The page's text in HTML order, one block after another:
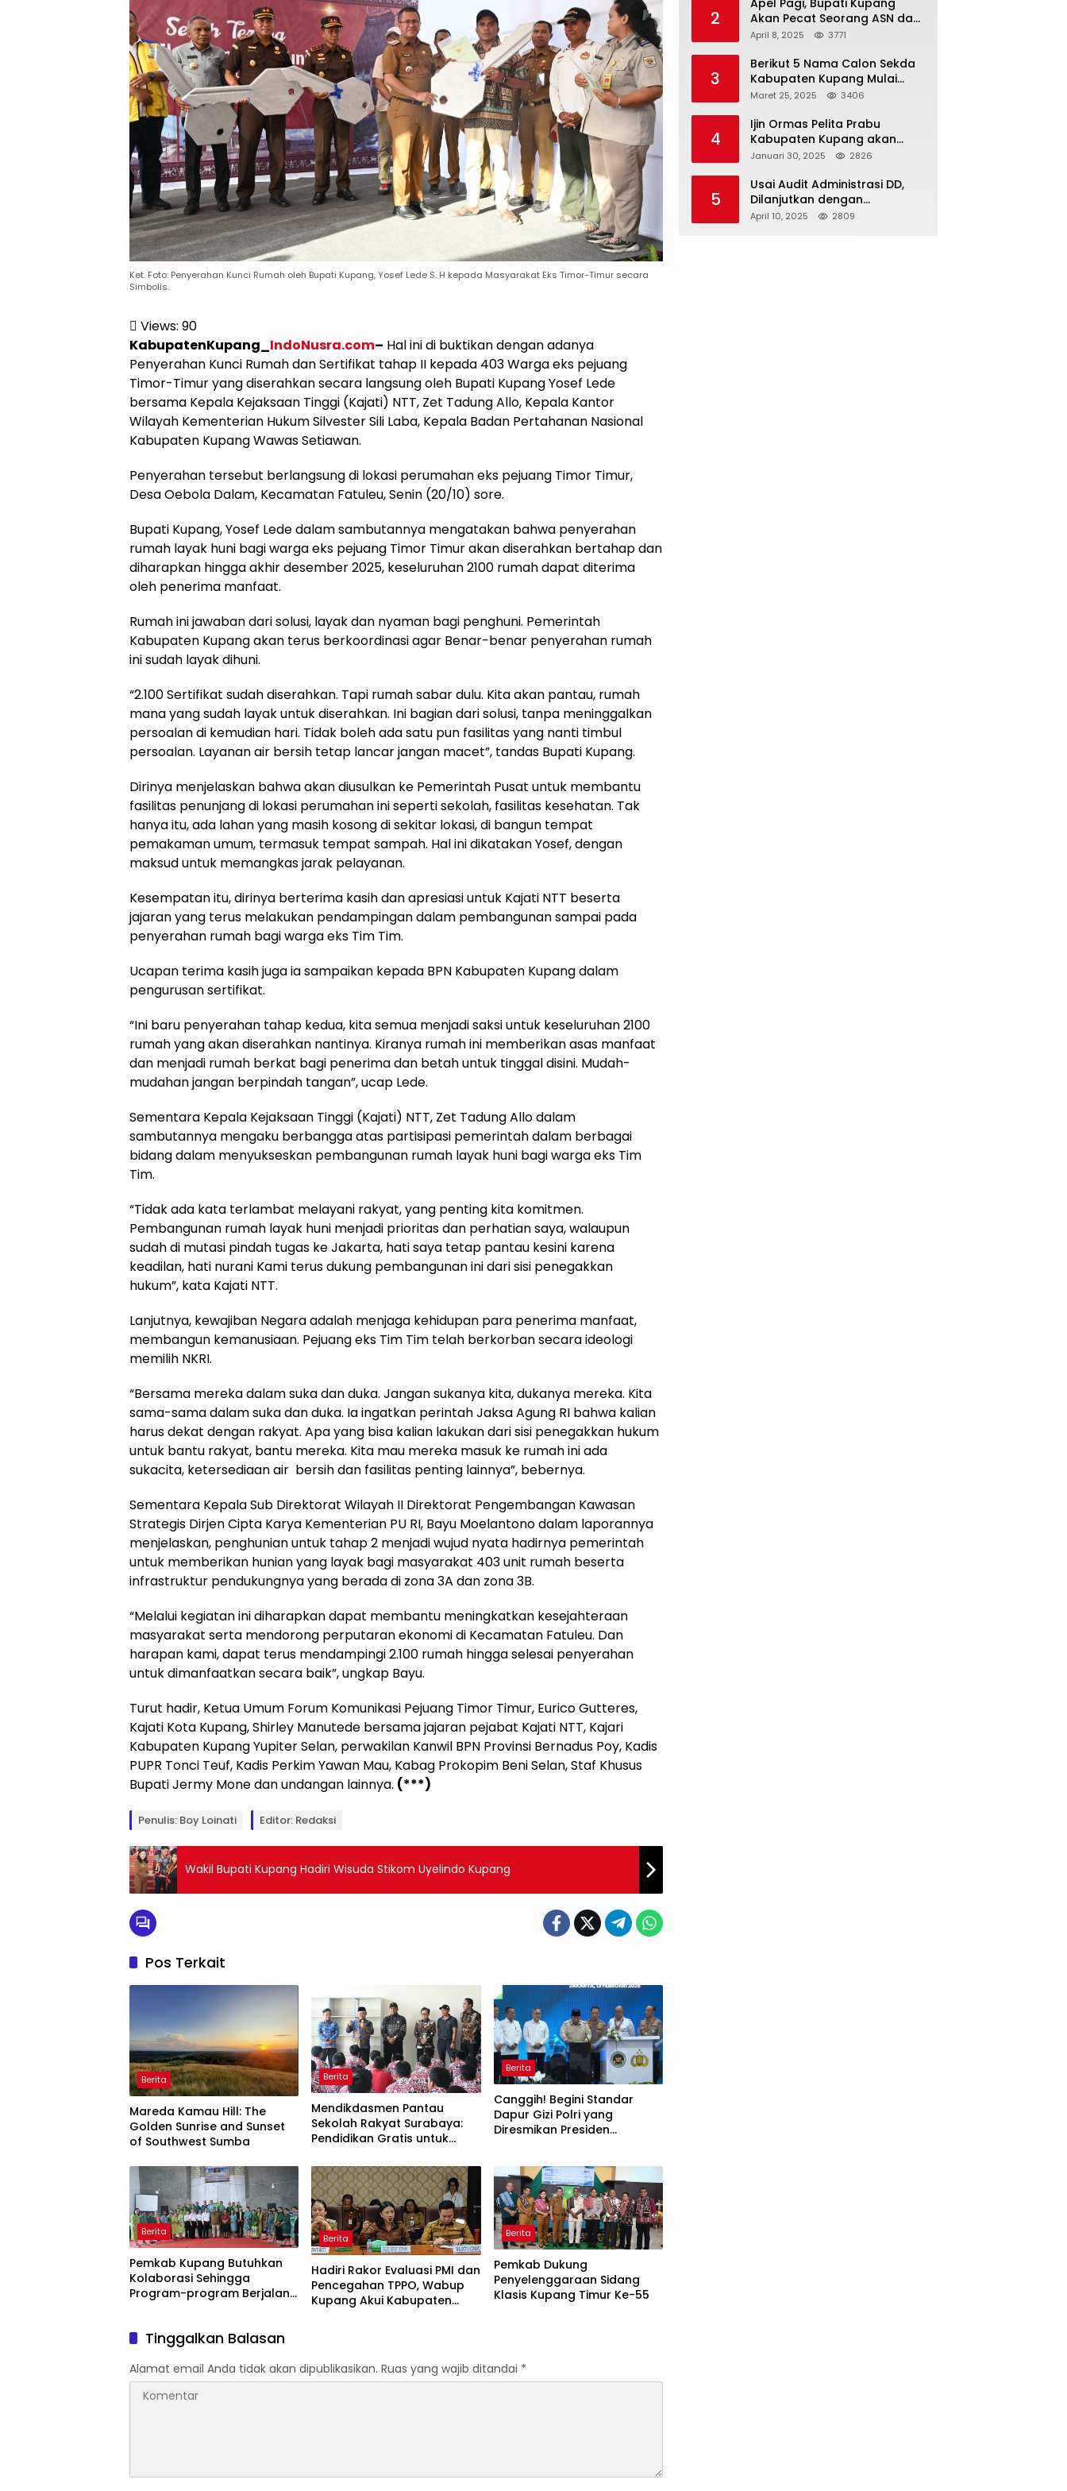
Ket. Foto: Penyerahan Kunci Rumah oleh Bupati Kupang, Yosef Lede S. H kepada Masyarakat Eks Timor-Timur secara
Simbolis.
Views: 90
KabupatenKupang_IndoNusra.com– Hal ini di buktikan dengan adanya
Penyerahan Kunci Rumah dan Sertifikat tahap II kepada 403 Warga eks pejuang
Timor-Timur yang diserahkan secara langsung oleh Bupati Kupang Yosef Lede
bersama Kepala Kejaksaan Tinggi (Kajati) NTT, Zet Tadung Allo, Kepala Kantor
Wilayah Kementerian Hukum Silvester Sili Laba, Kepala Badan Pertahanan Nasional
Kabupaten Kupang Wawas Setiawan.
Penyerahan tersebut berlangsung di lokasi perumahan eks pejuang Timor Timur,
Desa Oebola Dalam, Kecamatan Fatuleu, Senin (20/10) sore.
Bupati Kupang, Yosef Lede dalam sambutannya mengatakan bahwa penyerahan
rumah layak huni bagi warga eks pejuang Timor Timur akan diserahkan bertahap dan
diharapkan hingga akhir desember 2025, keseluruhan 2100 rumah dapat diterima
oleh penerima manfaat.
Rumah ini jawaban dari solusi, layak dan nyaman bagi penghuni. Pemerintah
Kabupaten Kupang akan terus berkoordinasi agar Benar-benar penyerahan rumah
ini sudah layak dihuni.
“2.100 Sertifikat sudah diserahkan. Tapi rumah sabar dulu. Kita akan pantau, rumah
mana yang sudah layak untuk diserahkan. Ini bagian dari solusi, tanpa meninggalkan
persoalan di kemudian hari. Tidak boleh ada satu pun fasilitas yang nanti timbul
persoalan. Layanan air bersih tetap lancar jangan macet”, tandas Bupati Kupang.
Dirinya menjelaskan bahwa akan diusulkan ke Pemerintah Pusat untuk membantu
fasilitas penunjang di lokasi perumahan ini seperti sekolah, fasilitas kesehatan. Tak
hanya itu, ada lahan yang masih kosong di sekitar lokasi, di bangun tempat
pemakaman umum, termasuk tempat sampah. Hal ini dikatakan Yosef, dengan
maksud untuk memangkas jarak pelayanan.
Kesempatan itu, dirinya berterima kasih dan apresiasi untuk Kajati NTT beserta
jajaran yang terus melakukan pendampingan dalam pembangunan sampai pada
penyerahan rumah bagi warga eks Tim Tim.
Ucapan terima kasih juga ia sampaikan kepada BPN Kabupaten Kupang dalam
pengurusan sertifikat.
“Ini baru penyerahan tahap kedua, kita semua menjadi saksi untuk keseluruhan 2100
rumah yang akan diserahkan nantinya. Kiranya rumah ini memberikan asas manfaat
dan menjadi rumah berkat bagi penerima dan betah untuk tinggal disini. Mudah-
mudahan jangan berpindah tangan”, ucap Lede.
Sementara Kepala Kejaksaan Tinggi (Kajati) NTT, Zet Tadung Allo dalam
sambutannya mengaku berbangga atas partisipasi pemerintah dalam berbagai
bidang dalam menyukseskan pembangunan rumah layak huni bagi warga eks Tim
Tim.
“Tidak ada kata terlambat melayani rakyat, yang penting kita komitmen.
Pembangunan rumah layak huni menjadi prioritas dan perhatian saya, walaupun
sudah di mutasi pindah tugas ke Jakarta, hati saya tetap pantau kesini karena
keadilan, hati nurani Kami terus dukung pembangunan ini dari sisi penegakkan
hukum”, kata Kajati NTT.
Lanjutnya, kewajiban Negara adalah menjaga kehidupan para penerima manfaat,
membangun kemanusiaan. Pejuang eks Tim Tim telah berkorban secara ideologi
memilih NKRI.
“Bersama mereka dalam suka dan duka. Jangan sukanya kita, dukanya mereka. Kita
sama-sama dalam suka dan duka. Ia ingatkan perintah Jaksa Agung RI bahwa kalian
harus dekat dengan rakyat. Apa yang bisa kalian lakukan dari sisi penegakkan hukum
untuk bantu rakyat, bantu mereka. Kita mau mereka masuk ke rumah ini ada
sukacita, ketersediaan air bersih dan fasilitas penting lainnya”, bebernya.
Sementara Kepala Sub Direktorat Wilayah II Direktorat Pengembangan Kawasan
Strategis Dirjen Cipta Karya Kementerian PU RI, Bayu Moelantono dalam laporannya
menjelaskan, penghunian untuk tahap 2 menjadi wujud nyata hadirnya pemerintah
untuk memberikan hunian yang layak bagi masyarakat 403 unit rumah beserta
infrastruktur pendukungnya yang berada di zona 3A dan zona 3B.
“Melalui kegiatan ini diharapkan dapat membantu meningkatkan kesejahteraan
masyarakat serta mendorong perputaran ekonomi di Kecamatan Fatuleu. Dan
harapan kami, dapat terus mendampingi 2.100 rumah hingga selesai penyerahan
untuk dimanfaatkan secara baik”, ungkap Bayu.
Turut hadir, Ketua Umum Forum Komunikasi Pejuang Timor Timur, Eurico Gutteres,
Kajati Kota Kupang, Shirley Manutede bersama jajaran pejabat Kajati NTT, Kajari
Kabupaten Kupang Yupiter Selan, perwakilan Kanwil BPN Provinsi Bernadus Poy, Kadis
PUPR Tonci Teuf, Kadis Perkim Yawan Mau, Kabag Prokopim Beni Selan, Staf Khusus
Bupati Jermy Mone dan undangan lainnya. (***)
Penulis: Boy Loinati Editor: Redaksi
Wakil Bupati Kupang Hadiri Wisuda Stikom Uyelindo Kupang
Pos Terkait
Berita
Mareda Kamau Hill: The
Golden Sunrise and Sunset
of Southwest Sumba
Berita
Mendikdasmen Pantau
Sekolah Rakyat Surabaya:
Pendidikan Gratis untuk
Berita
Canggih! Begini Standar
Dapur Gizi Polri yang
Diresmikan Presiden
Berita
Pemkab Kupang Butuhkan
Kolaborasi Sehingga
Program-program Berjalan
Berita
Hadiri Rakor Evaluasi PMI dan
Pencegahan TPPO, Wabup
Kupang Akui Kabupaten
Berita
Pemkab Dukung
Penyelenggaraan Sidang
Klasis Kupang Timur Ke-55
Tinggalkan Balasan
Alamat email Anda tidak akan dipublikasikan. Ruas yang wajib ditandai *
2
Apel Pagi, Bupati Kupang
Akan Pecat Seorang ASN dan
Kepala Desa
April 8, 2025 3771
3
Berikut 5 Nama Calon Sekda
Kabupaten Kupang Mulai
Muncul
Maret 25, 2025 3406
4
Ijin Ormas Pelita Prabu
Kabupaten Kupang akan
Dicabut
Januari 30, 2025 2826
5
Usai Audit Administrasi DD,
Dilanjutkan dengan
Pemeriksaan Fisik
April 10, 2025 2809